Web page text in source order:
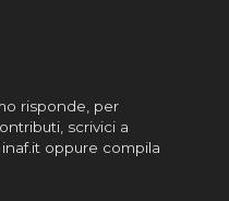
risponde, per
scrivici a
oppure compila